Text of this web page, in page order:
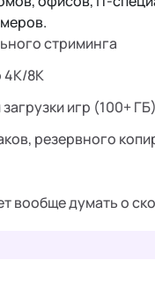
стриминга
4K/8K
игр (100+ ГБ)
резервного
вообще думать о